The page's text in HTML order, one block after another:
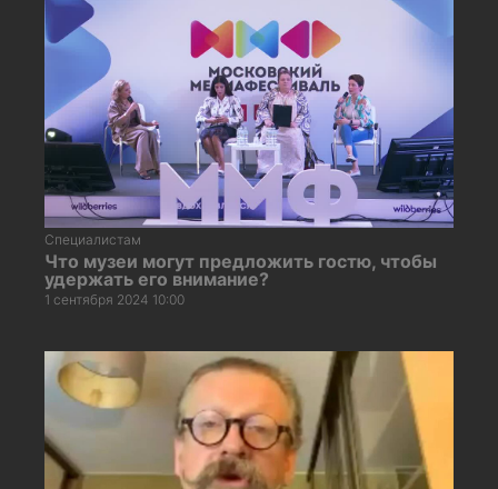
Специалистам
Что музеи могут предложить гостю, чтобы
удержать его внимание?
1 сентября 2024 10:00